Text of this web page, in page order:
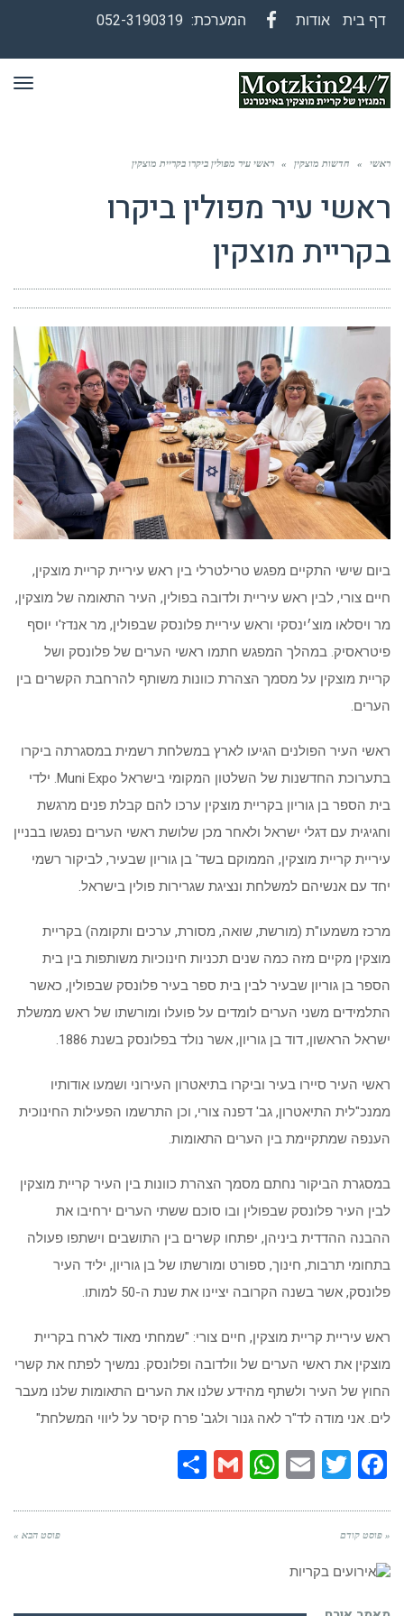
דף בית
אודות
המערכת: 052-3190319
ראשי » חדשות מוצקין » ראשי עיר מפולין ביקרו בקריית מוצקין
ראשי עיר מפולין ביקרו
בקריית מוצקין
ביום שישי התקיים מפגש טרילטרלי בין ראש עיריית קריית מוצקין,
חיים צורי, לבין ראש עיריית ולדובה בפולין, העיר התאומה של מוצקין,
מר ויסלאו מוצ׳ינסקי וראש עיריית פלונסק שבפולין, מר אנדז'י יוסף
פיטראסיק. במהלך המפגש חתמו ראשי הערים של פלונסק ושל
קריית מוצקין על מסמך הצהרת כוונות משותף להרחבת הקשרים בין
הערים.
ראשי העיר הפולנים הגיעו לארץ במשלחת רשמית במסגרתה ביקרו
בתערוכת החדשנות של השלטון המקומי בישראל Muni Expo. ילדי
בית הספר בן גוריון בקריית מוצקין ערכו להם קבלת פנים מרגשת
וחגיגית עם דגלי ישראל ולאחר מכן שלושת ראשי הערים נפגשו בבניין
עיריית קריית מוצקין, הממוקם בשד' בן גוריון שבעיר, לביקור רשמי
יחד עם אנשיהם למשלחת ונציגת שגרירות פולין בישראל.
מרכז משמעו"ת (מורשת, שואה, מסורת, ערכים ותקומה) בקריית
מוצקין מקיים מזה כמה שנים תכניות חינוכיות משותפות בין בית
הספר בן גוריון שבעיר לבין בית ספר בעיר פלונסק שבפולין, כאשר
התלמידים משני הערים לומדים על פועלו ומורשתו של ראש ממשלת
ישראל הראשון, דוד בן גוריון, אשר נולד בפלונסק בשנת 1886.
ראשי העיר סיירו בעיר וביקרו בתיאטרון העירוני ושמעו אודותיו
ממנכ"לית התיאטרון, גב' דפנה צורי, וכן התרשמו הפעילות החינוכית
הענפה שמתקיימת בין הערים התאומות.
במסגרת הביקור נחתם מסמך הצהרת כוונות בין העיר קריית מוצקין
לבין העיר פלונסק שבפולין ובו סוכם ששתי הערים ירחיבו את
ההבנה ההדדית ביניהן, יפתחו קשרים בין התושבים וישתפו פעולה
בתחומי תרבות, חינוך, ספורט ומורשתו של בן גוריון, יליד העיר
פלונסק, אשר בשנה הקרובה יציינו את שנת ה-50 למותו.
ראש עיריית קריית מוצקין, חיים צורי: "שמחתי מאוד לארח בקריית
מוצקין את ראשי הערים של וולדובה ופלונסק. נמשיך לפתח את קשרי
החוץ של העיר ולשתף מהידע שלנו את הערים התאומות שלנו מעבר
לים. אני מודה לד"ר לאה גנור ולגב' פרח קיסר על ליווי המשלחת"
Facebook
Twitter
Email
WhatsApp
Gmail
« פוסט קודם פוסט הבא »